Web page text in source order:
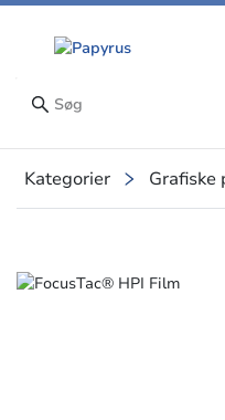
Kategorier Grafiske
Slide 1 of 1